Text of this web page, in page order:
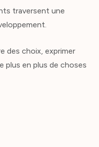
traversent une
des choix, exprimer
plus en plus de choses